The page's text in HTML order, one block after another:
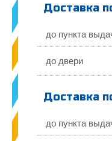
Доставка
до пункта
до двери
Доставка
до пункта